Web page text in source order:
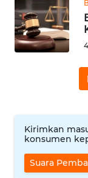
Kirimkan
konsumen
Suara
KEPULAUAN
SERIBU
WN
WN
CIREBON